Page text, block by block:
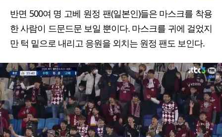
반면 500여 명 고베 원정 팬(일본인)들은 마스크를 착용
한 사람이 드문드문 보일 뿐이다. 마스크를 귀에 걸었지
만 턱 밑으로 내리고 응원을 외치는 원정 팬도 보인다.